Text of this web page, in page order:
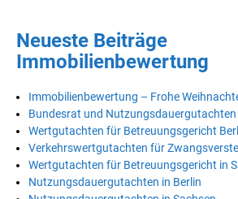
Neueste Beiträge
Immobilienbewertung
Immobilienbewertung – Frohe
Bundesrat und Nutzungsdauergutachten
Wertgutachten für Betreuungsgericht
Verkehrswertgutachten für
Wertgutachten für Betreuungsgericht in
Nutzungsdauergutachten in Berlin